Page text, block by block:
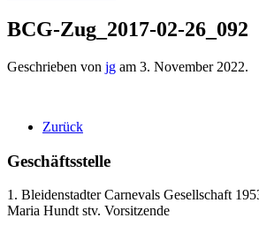
BCG-Zug_2017-02-26_092
Geschrieben von jg am 3. November 2022.
Zurück
Geschäftsstelle
1. Bleidenstadter Carnevals Gesellschaft
Maria Hundt stv. Vorsitzende